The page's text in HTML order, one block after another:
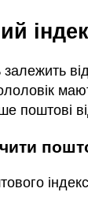
залежить
поштові